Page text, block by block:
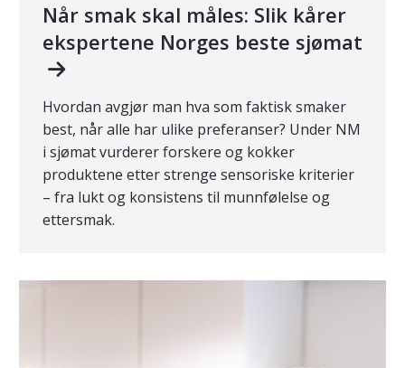
Når smak skal måles: Slik kårer
ekspertene Norges beste sjømat
Hvordan avgjør man hva som faktisk smaker
best, når alle har ulike preferanser? Under NM
i sjømat vurderer forskere og kokker
produktene etter strenge sensoriske kriterier
– fra lukt og konsistens til munnfølelse og
ettersmak.